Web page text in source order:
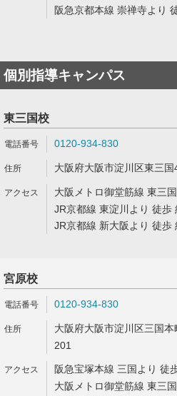
阪急京都本線 崇禅寺より
個別指導キャンパス
東三国校
0120-934-830
大阪府大阪市淀川区東三
大阪メトロ御堂筋線 東三
JR京都線 東淀川より 徒歩
JR京都線 新大阪より 徒歩
宮原校
0120-934-830
大阪府大阪市淀川区三国
201
阪急宝塚本線 三国より 徒
大阪メトロ御堂筋線 東三